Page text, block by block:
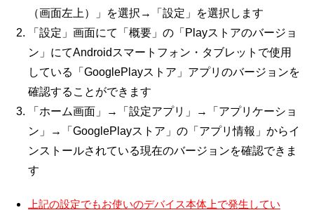
（画面左上）」を選択→「設定」を選択します
「設定」画面にて「概要」の「Playストアのバージョ
ン」にてAndroidスマートフォン・タブレットで使用
している「GooglePlayストア」アプリのバージョンを
確認することができます
「ホーム画面」→「設定アプリ」→「アプリケーショ
ン」→「GooglePlayストア」の「アプリ情報」からイ
ンストールされている現在のバージョンを確認できま
す
上記の設定でもお使いのデバイス本体上で発生してい